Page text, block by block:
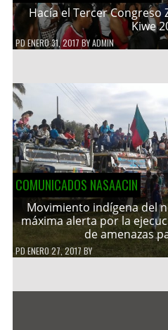
Hacía el Tercer Congreso
Kiwe
PDENERO 31, 2017 BYADMIN
COMUNICADOS NASAACIN
Movimiento indígena del
máxima alerta por la
de amenazas
PDENERO 27, 2017 BY